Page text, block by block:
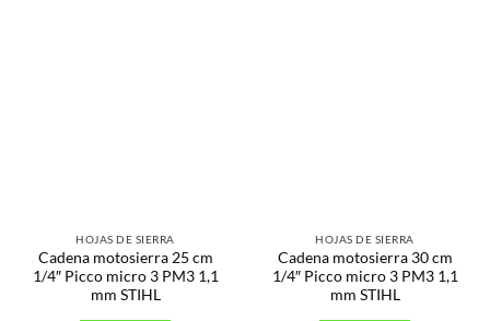
HOJAS DE SIERRA
Cadena motosierra 25 cm
1/4″ Picco micro 3 PM3 1,1
mm STIHL
HOJAS DE SIERRA
Cadena motosierra 30 cm
1/4″ Picco micro 3 PM3 1,1
mm STIHL